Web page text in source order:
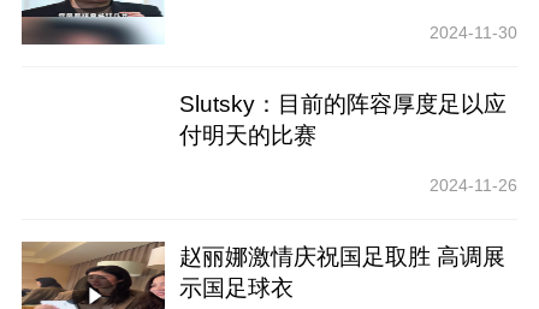
2024-11-30
Slutsky：目前的阵容厚度足以应
付明天的比赛
2024-11-26
赵丽娜激情庆祝国足取胜 高调展
示国足球衣